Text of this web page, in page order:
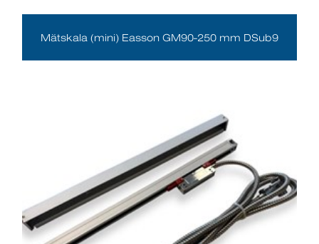
Mätskala (mini) Easson GM90-250 mm DSub9